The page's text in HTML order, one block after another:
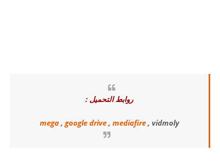
روابط التحميل :
mega, google drive, mediafire, vidmoly